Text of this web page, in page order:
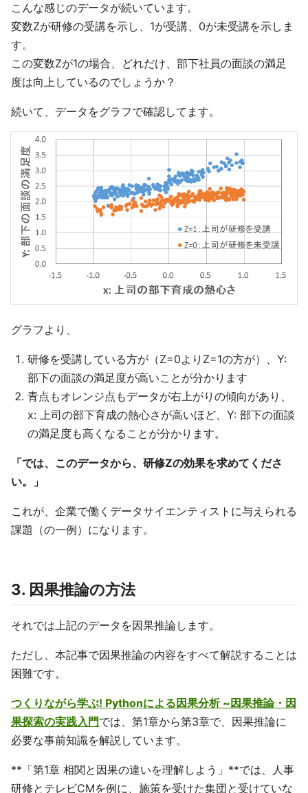
こんな感じのデータが続いています。
変数Zが研修の受講を示し、1が受講、0が未受講を示しま
す。
この変数Zが1の場合、どれだけ、部下社員の面談の満足
度は向上しているのでしょうか？
続いて、データをグラフで確認してます。
グラフより、
研修を受講している方が（Z=0よりZ=1の方が）、Y:
部下の面談の満足度が高いことが分かります
青点もオレンジ点もデータが右上がりの傾向があり、
x: 上司の部下育成の熱心さが高いほど、Y: 部下の面談
の満足度も高くなることが分かります。
「では、このデータから、研修Zの効果を求めてくださ
い。」
これが、企業で働くデータサイエンティストに与えられる
課題（の一例）になります。
3. 因果推論の方法
それでは上記のデータを因果推論します。
ただし、本記事で因果推論の内容をすべて解説することは
困難です。
つくりながら学ぶ! Pythonによる因果分析 ~因果推論・因
果探索の実践入門では、第1章から第3章で、因果推論に
必要な事前知識を解説しています。
**「第1章 相関と因果の違いを理解しよう」**では、人事
研修とテレビCMを例に、施策を受けた集団と受けていな